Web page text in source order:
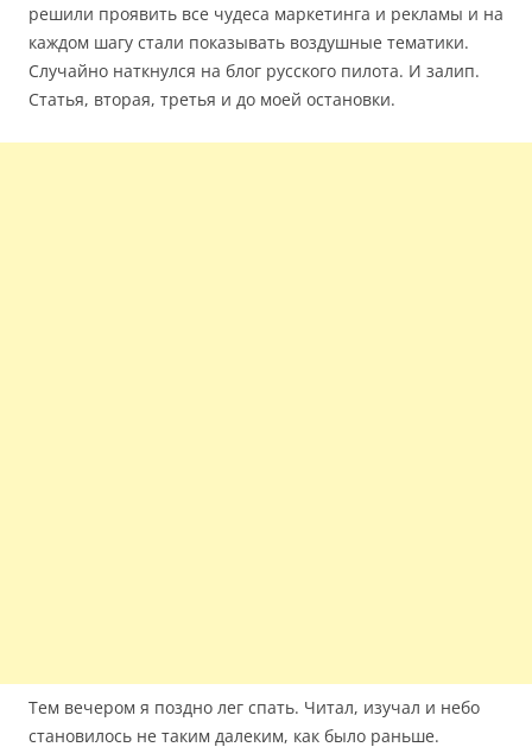
решили проявить все чудеса маркетинга и рекламы и на
каждом шагу стали показывать воздушные тематики.
Случайно наткнулся на блог русского пилота. И залип.
Статья, вторая, третья и до моей остановки.
Тем вечером я поздно лег спать. Читал, изучал и небо
становилось не таким далеким, как было раньше.